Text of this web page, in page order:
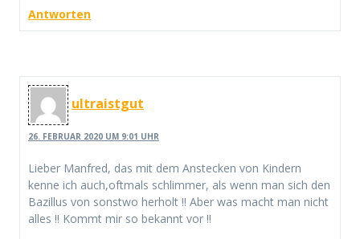
Antworten
ultraistgut
26. FEBRUAR 2020 UM 9:01 UHR
Lieber Manfred, das mit dem Anstecken von Kindern
kenne ich auch,oftmals schlimmer, als wenn man sich den
Bazillus von sonstwo herholt !! Aber was macht man nicht
alles !! Kommt mir so bekannt vor !!